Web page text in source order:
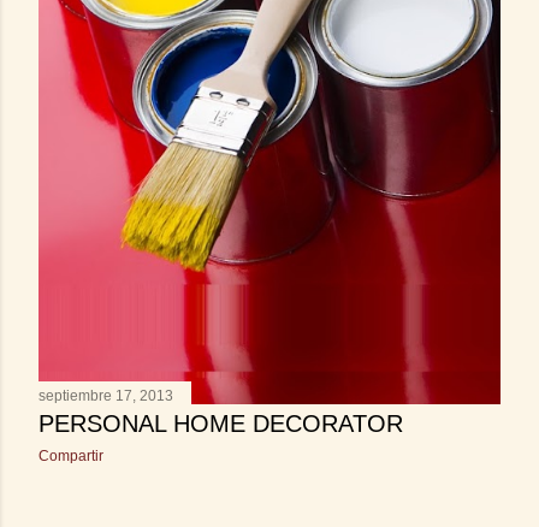
septiembre 17, 2013
PERSONAL HOME DECORATOR
Compartir